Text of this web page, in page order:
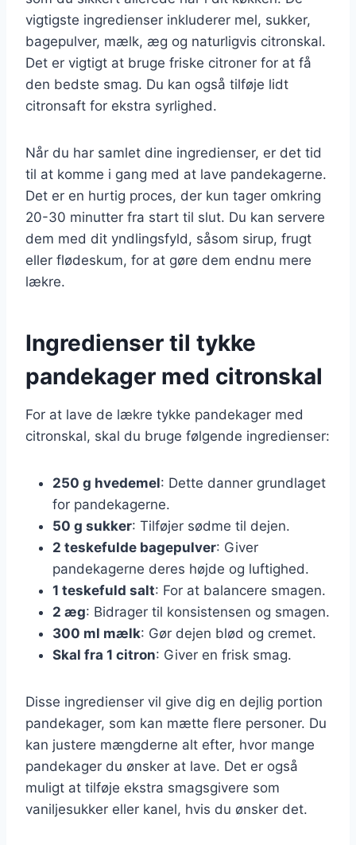
vigtigste ingredienser inkluderer mel, sukker,
bagepulver, mælk, æg og naturligvis citronskal.
Det er vigtigt at bruge friske citroner for at få
den bedste smag. Du kan også tilføje lidt
citronsaft for ekstra syrlighed.
Når du har samlet dine ingredienser, er det tid
til at komme i gang med at lave pandekagerne.
Det er en hurtig proces, der kun tager omkring
20-30 minutter fra start til slut. Du kan servere
dem med dit yndlingsfyld, såsom sirup, frugt
eller flødeskum, for at gøre dem endnu mere
lækre.
Ingredienser til tykke
pandekager med citronskal
For at lave de lækre tykke pandekager med
citronskal, skal du bruge følgende ingredienser:
250 g hvedemel: Dette danner grundlaget
for pandekagerne.
50 g sukker: Tilføjer sødme til dejen.
2 teskefulde bagepulver: Giver
pandekagerne deres højde og luftighed.
1 teskefuld salt: For at balancere smagen.
2 æg: Bidrager til konsistensen og smagen.
300 ml mælk: Gør dejen blød og cremet.
Skal fra 1 citron: Giver en frisk smag.
Disse ingredienser vil give dig en dejlig portion
pandekager, som kan mætte flere personer. Du
kan justere mængderne alt efter, hvor mange
pandekager du ønsker at lave. Det er også
muligt at tilføje ekstra smagsgivere som
vaniljesukker eller kanel, hvis du ønsker det.